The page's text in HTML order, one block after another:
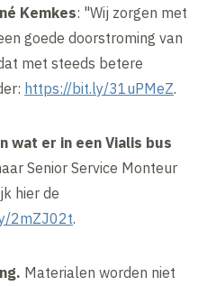
Kemkes: "Wij zorgen met
goede doorstroming van
met steeds betere
https://bit.ly/31uPMeZ.
wat er in een Vialis bus
Senior Service Monteur
hier de
2mZJ02t.
Materialen worden niet